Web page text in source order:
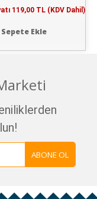
119,00 TL (KDV Dahil)
Sepete Ekle
ABONE OL